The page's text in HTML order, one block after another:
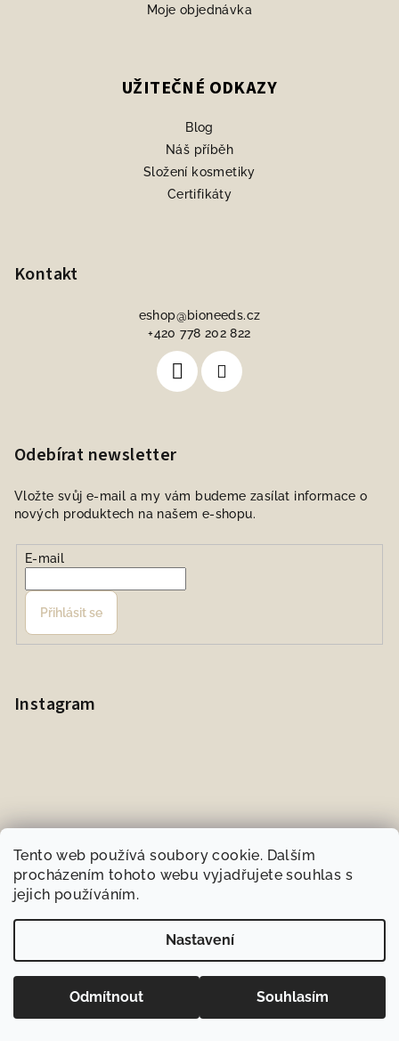
Tento web používá soubory cookie. Dalším
procházením tohoto webu vyjadřujete souhlas s
jejich používáním.
Nastavení
Odmítnout Souhlasím
Moje objednávka
UŽITEČNÉ ODKAZY
Blog
Náš příběh
Složení kosmetiky
Certifikáty
Kontakt
eshop@bioneeds.cz
+420 778 202 822
Odebírat newsletter
Vložte svůj e-mail a my vám budeme zasílat informace o
nových produktech na našem e-shopu.
E-mail
Přihlásit se
Instagram
Sledovat na Instagramu
BIOneeds.cz
Vytvořil Shoptet